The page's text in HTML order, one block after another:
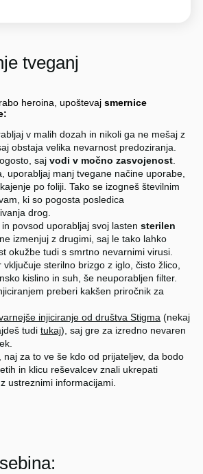
tveganj
heroina, upoštevaj smernice
v malih dozah in nikoli ga ne mešaj z
obstaja velika nevarnost predoziranja.
sajvodi v močno zasvojenost.
uporabljaj manj tvegane načine uporabe,
po foliji. Tako se izogneš številnim
ki so pogosta posledica
drog.
povsod uporabljaj svoj lastensterilen
izmenjuj z drugimi, saj le tako lahko
okužbe tudi s smrtno nevarnimi virusi.
vključuje sterilno brizgo z iglo, čisto žlico,
kislino in suh, še neuporabljen filter.
preberi kakšen priročnik za
injiciranje od društva Stigma (nekaj
tuditukaj), saj gre za izredno nevaren
naj za to ve še kdo od prijateljev, da bodo
in klicu reševalcev znali ukrepati
ustreznimi informacijami.